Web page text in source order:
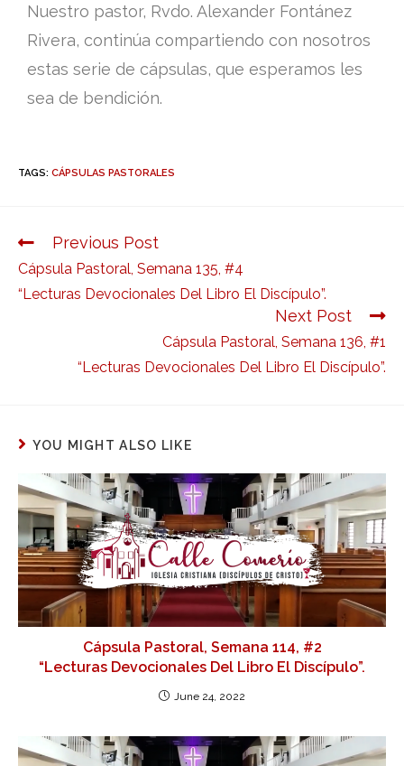
Nuestro pastor, Rvdo. Alexander Fontánez
Rivera, continúa compartiendo con nosotros
estas serie de cápsulas, que esperamos les
sea de bendición.
TAGS: CÁPSULAS PASTORALES
Previous Post
Cápsula Pastoral, Semana 135, #4
“Lecturas Devocionales Del Libro El Discípulo”.
Next Post
Cápsula Pastoral, Semana 136, #1
“Lecturas Devocionales Del Libro El Discípulo”.
YOU MIGHT ALSO LIKE
Cápsula Pastoral, Semana 114, #2
“Lecturas Devocionales Del Libro El Discípulo”.
June 24, 2022